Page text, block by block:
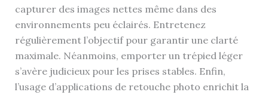
capturer des images nettes même dans des
environnements peu éclairés. Entretenez
régulièrement l’objectif pour garantir une clarté
maximale. Néanmoins, emporter un trépied léger
s’avère judicieux pour les prises stables. Enfin,
l’usage d’applications de retouche photo enrichit la